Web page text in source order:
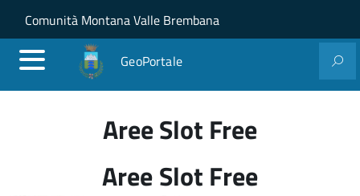
Salta al contenuto principale
Skip to site navigation
Comunità Montana Valle Brembana
GeoPortale
Aree Slot Free
Aree Slot Free